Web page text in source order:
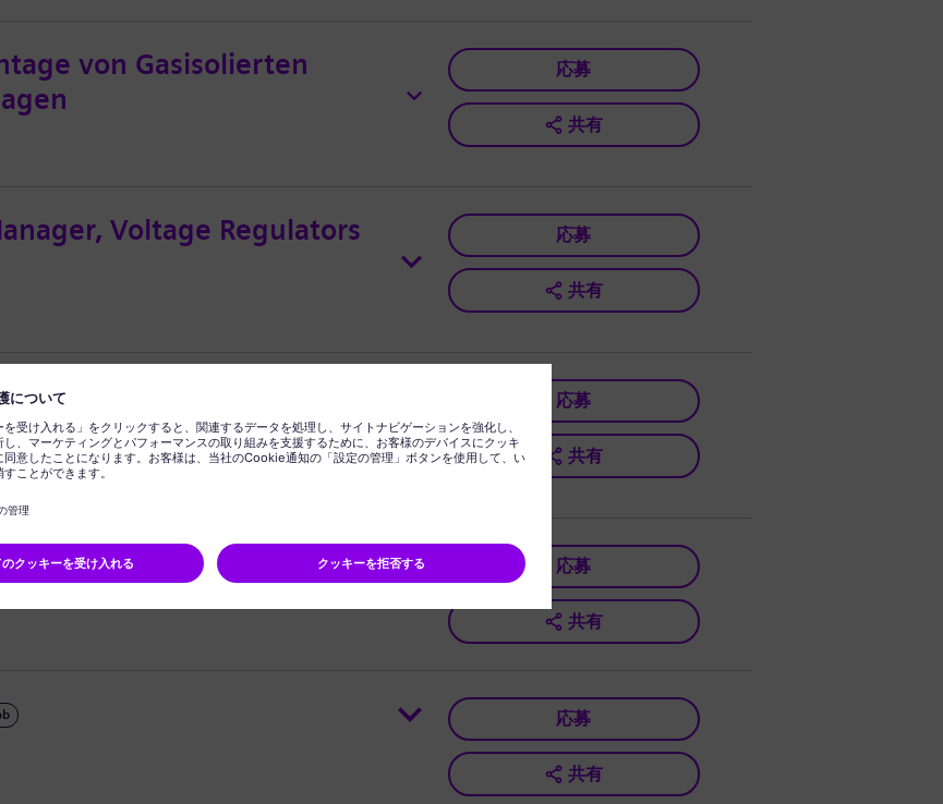
von Gasisolierten
応募
共有
Voltage Regulators
応募
共有
Manager – Service
応募
共有
Project Manager Hot Job 応募
共有
応募
共有